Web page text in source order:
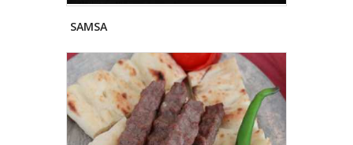
SAMSA